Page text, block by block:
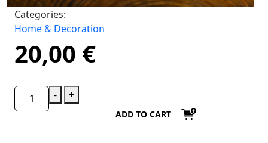
Categories:
Home & Decoration
20,00 €
- +
ADD TO CART